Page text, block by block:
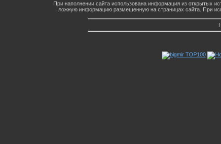
При наполнении сайта использована информация из открытых
ложную информацию размещенную на страницах сайта. При